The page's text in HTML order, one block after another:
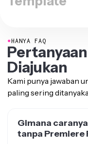
Pertanyaan
Diajukan
Kami punya jawaban
paling sering
tanpa Premiere